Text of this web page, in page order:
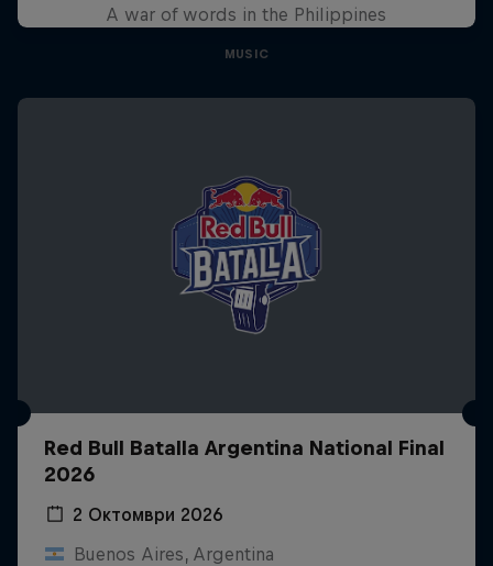
A war of words in the Philippines
MUSIC
Red Bull Batalla Argentina National Final
2026
2 Октомври 2026
Buenos Aires, Argentina